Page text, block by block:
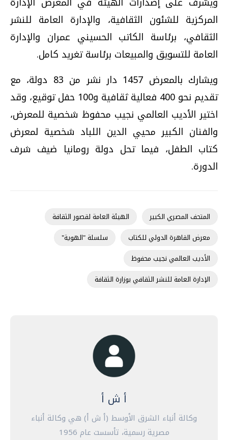
المركزية للشئون الثقافية، والإدارة العامة للنشر
الثقافي، برئاسة الكاتب الحسيني عمران والإدارة
العامة للتسويق والمبيعات برئاسة تغريد كامل.
ويشارك بالمعرض 1457 دار نشر من 83 دولة، مع
تقديم نحو 400 فعالية ثقافية و100 حفل توقيع، وقد
اختير الأديب العالمي نجيب محفوظ شخصية للمعرض،
والفنان الكبير محيي الدين اللباد شخصية لمعرض
كتاب الطفل، فيما تحل دولة رومانيا ضيف شرف
الدورة.
المتحف المصري الكبير
الهيئة العامة لقصور الثقافة
معرض القاهرة الدولي للكتاب
سلسلة "الهوية"
الأديب العالمي نجيب محفوظ
الإدارة العامة للنشر الثقافي بوزارة الثقافة
أ ش أ
وكالة أنباء الشرق الأوسط (أ ش أ) هي وكالة أنباء
مصرية رسمية، تأسست عام 1956